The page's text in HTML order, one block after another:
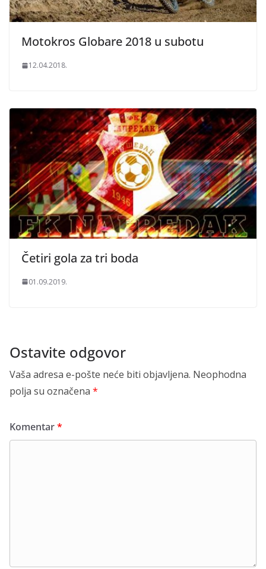
Motokros Globare 2018 u subotu
12.04.2018.
Četiri gola za tri boda
01.09.2019.
Ostavite odgovor
Vaša adresa e-pošte neće biti objavljena. Neophodna
polja su označena *
Komentar*